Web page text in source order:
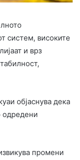
систем, високите
и врз
објаснува дека
одредени
промени